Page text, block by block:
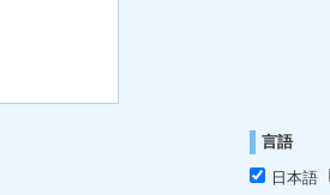
言語
日本語